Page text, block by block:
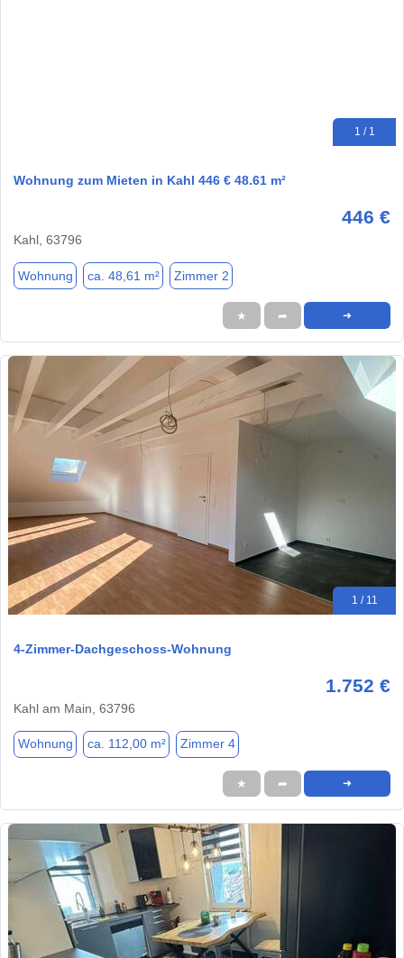
1 / 1
Wohnung zum Mieten in Kahl 446 € 48.61 m²
446 €
Kahl, 63796
Wohnung ca. 48,61 m² Zimmer 2
★ ➦ ➜
1 / 11
4-Zimmer-Dachgeschoss-Wohnung
1.752 €
Kahl am Main, 63796
Wohnung ca. 112,00 m² Zimmer 4
★ ➦ ➜